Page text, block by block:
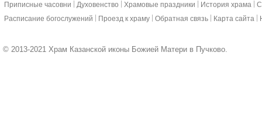
Приписные часовни Духовенство Храмовые праздники История храма
Расписание богослужений
Проезд к храму Обратная связь Карта сайта
© 2013-2021 Храм Казанской иконы Божией Матери в Пучково.